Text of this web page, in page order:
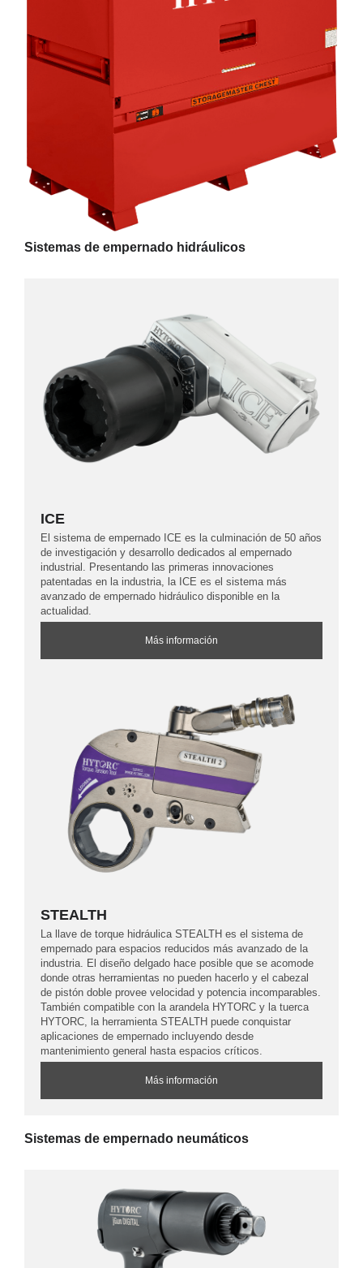
Sistemas de empernado hidráulicos
ICE
El sistema de empernado ICE es la culminación de 50 años
de investigación y desarrollo dedicados al empernado
industrial. Presentando las primeras innovaciones
patentadas en la industria, la ICE es el sistema más
avanzado de empernado hidráulico disponible en la
actualidad.
Más información
STEALTH
La llave de torque hidráulica STEALTH es el sistema de
empernado para espacios reducidos más avanzado de la
industria. El diseño delgado hace posible que se acomode
donde otras herramientas no pueden hacerlo y el cabezal
de pistón doble provee velocidad y potencia incomparables.
También compatible con la arandela HYTORC y la tuerca
HYTORC, la herramienta STEALTH puede conquistar
aplicaciones de empernado incluyendo desde
mantenimiento general hasta espacios críticos.
Más información
Sistemas de empernado neumáticos